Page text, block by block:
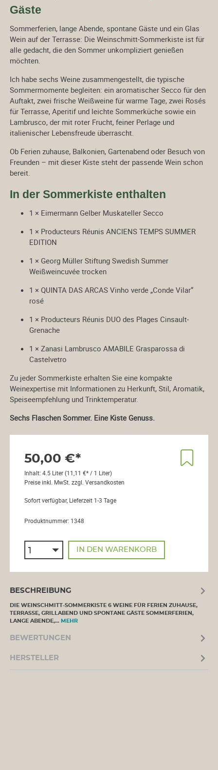
Gäste
Sommerferien, lange Abende, spontane Gäste und ein Glas
Wein auf der Terrasse: Die Weinschmitt-Sommerkiste ist für
alle gedacht, die den Sommer unkompliziert genießen
möchten.
Ich habe sechs Weine zusammengestellt, die typische
Sommermomente begleiten: ein aromatischer Secco für den
Auftakt, zwei frische Weißweine für warme Tage, zwei Rosés
für Terrasse, Aperitif und leichte Sommerküche sowie ein
Lambrusco, der mit roter Frucht, feiner Perlage und
italienischer Lebensfreude überrascht.
Ob Ferien zuhause, Balkonien, Gartenabend oder Besuch von
Freunden – mit dieser Kiste steht der passende Wein schon
bereit.
In der Sommerkiste enthalten
1 × Eimermann Gelber Muskateller Secco
1 × Producteurs Réunis ANCIENS TEMPS SUMMER
EDITION
1 × Georg Müller Stiftung Swedish Summer
Weißweincuvée trocken
1 × QUINTA DAS ARCAS Vinho verde „Conde Vilar“
rosé
1 × Producteurs Réunis DUO des Plages Cinsault-
Grenache
1 × Zanasi Lambrusco AMABILE Grasparossa di
Castelvetro
Zu jeder Sommerkiste erhalten Sie eine kompakte
Weinexpertise mit Informationen zu Herkunft, Stil, Aromatik,
Speiseempfehlung und Trinktemperatur.
Sechs Flaschen Sommer. Eine Kiste Genuss.
50,00 €*
Inhalt: 4.5 Liter(11,11 €* / 1 Liter)
Preise inkl. MwSt. zzgl. Versandkosten
Sofort verfügbar, Lieferzeit 1-3 Tage
Produktnummer: 1348
IN DEN WARENKORB
BESCHREIBUNG
DIE WEINSCHMITT-SOMMERKISTE 6 WEINE FÜR FERIEN ZUHAUSE,
TERRASSE, GRILLABEND UND SPONTANE GÄSTE SOMMERFERIEN,
LANGE ABENDE,… MEHR
BEWERTUNGEN
HERSTELLER